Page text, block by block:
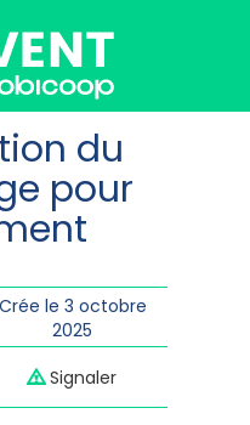
du
pour
Crée le 3 octobre
2025
Signaler